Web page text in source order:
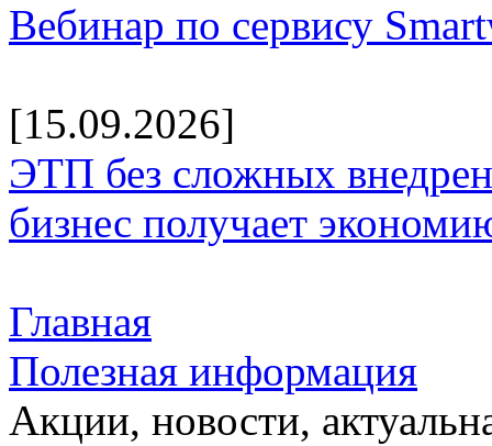
Вебинар по сервису
[15.09.2026]
ЭТП без сложных
бизнес получает
Главная
Полезная информация
Акции, новости,